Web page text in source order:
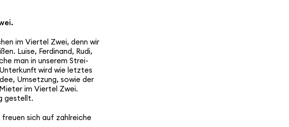
im Viertel Zwei, denn wir
Luise, Ferdinand, Rudi,
man in unserem Strei­
wird wie letztes
Umsetzung, sowie der
im Viertel Zwei.
gestellt.
freuen sich auf zahl­reiche